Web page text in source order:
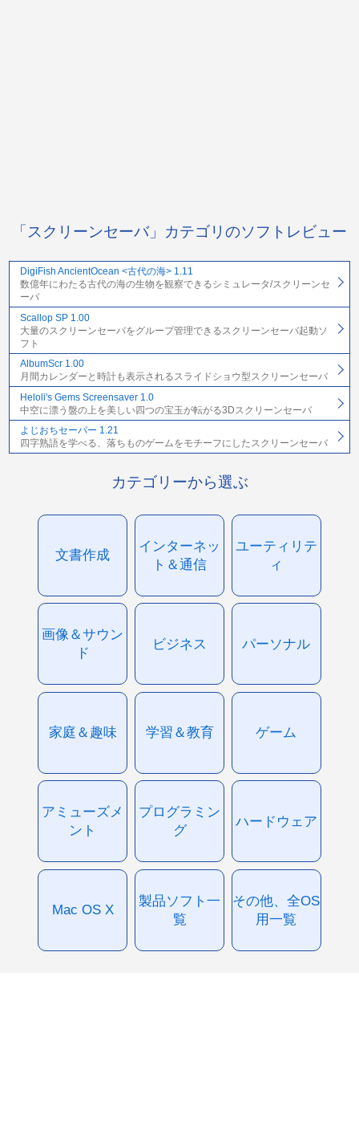
「スクリーンセーバ」カテゴリのソフトレビュー
DigiFish AncientOcean <古代の海> 1.11
数億年にわたる古代の海の生物を観察できるシミュレータ/スクリーンセ
ーバ
Scallop SP 1.00
大量のスクリーンセーバをグループ管理できるスクリーンセーバ起動ソ
フト
AlbumScr 1.00
月間カレンダーと時計も表示されるスライドショウ型スクリーンセーバ
Heloli's Gems Screensaver 1.0
中空に漂う盤の上を美しい四つの宝玉が転がる3Dスクリーンセーバ
よじおちセーバー 1.21
四字熟語を学べる、落ちものゲームをモチーフにしたスクリーンセーバ
カテゴリーから選ぶ
文書作成
インターネッ
ト＆通信
ユーティリテ
ィ
画像＆サウン
ド
ビジネス パーソナル
家庭＆趣味 学習＆教育 ゲーム
アミューズメ
ント
プログラミン
グ
ハードウェア
Mac OS X
製品ソフト一
覧
その他、全OS
用一覧